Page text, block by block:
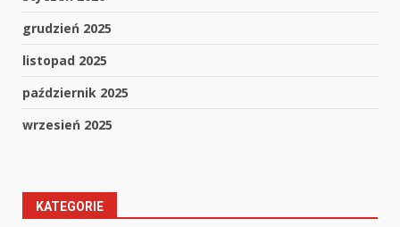
grudzień 2025
listopad 2025
październik 2025
wrzesień 2025
KATEGORIE